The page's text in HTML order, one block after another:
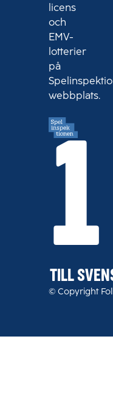
licens
och
EMV-
lotterier
på
webbplats.
TILL
© Copyright